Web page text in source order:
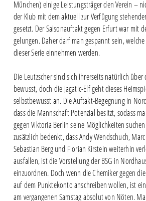
München) einige Leistungsträger den Verein –
der Klub mit dem aktuell zur Verfügung
gesetzt. Der Saisonauftakt gegen Erfurt war mit
gelungen. Daher darf man gespannt sein,
dieser Serie einnehmen werden.
Die Leutzscher sind sich ihrerseits natürlich über
bewusst, doch die Jagatic-Elf geht dieses
selbstbewusst an. Die Auftakt-Begegnung in
dass die Mannschaft Potenzial besitzt, sodass
gegen Viktoria Berlin seine Möglichkeiten
zusätzlich bedenkt, dass Andy Wendschuch,
Sebastian Berg und Florian Kirstein weiterhin
ausfallen, ist die Vorstellung der BSG in
einzuordnen. Doch wenn die Chemiker gegen
auf dem Punktekonto anschreiben wollen, ist
am vergangenen Samstag absolut von Nöten.